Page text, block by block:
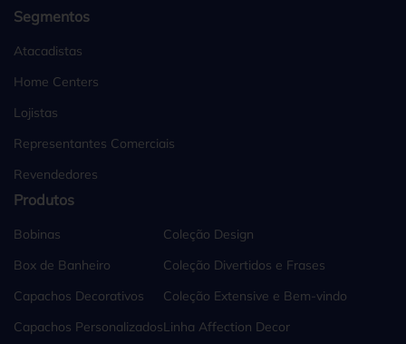
Segmentos
Atacadistas
Home Centers
Lojistas
Representantes Comerciais
Revendedores
Produtos
Bobinas
Box de Banheiro
Capachos Decorativos
Capachos Personalizados
Coleção Design
Coleção Divertidos e Frases
Coleção Extensive e Bem-vindo
Linha Affection Decor